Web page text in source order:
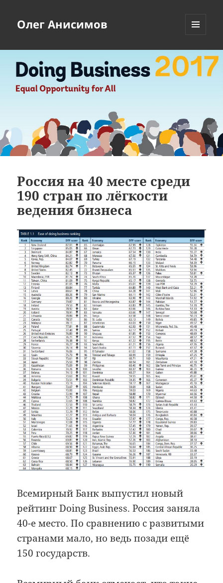
Олег Анисимов
ВИДЖЕТЫ
Россия на 40 месте среди
190 стран по лёгкости
ведения бизнеса
Всемирный Банк выпустил новый
рейтинг Doing Business. Россия заняла
40-е место. По сравнению с развитыми
странами мало, но ведь позади ещё
150 государств.